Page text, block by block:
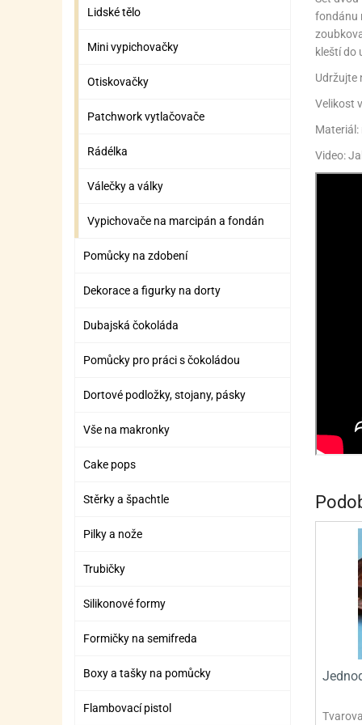
BOXY A TAŠKY NA POMŮCKY
ZÁBAVNÉ HRAČKY, DOPLŇKY
ZÁBAVNÍ PYROTECHNIKA
Lidské tělo
Mini vypichovačky
Otiskovačky
Patchwork vytlačovače
Rádélka
Válečky a války
Vypichovače na marcipán a fondán
Pomůcky na zdobení
Dekorace a figurky na dorty
Dubajská čokoláda
Pomůcky pro práci s čokoládou
Dortové podložky, stojany, pásky
Vše na makronky
Cake pops
Stěrky a špachtle
Pilky a nože
Trubičky
Silikonové formy
Formičky na semifreda
Boxy a tašky na pomůcky
Flambovací pistol
fondánu
kleští do
Udržujte
Velikost
Materiál:
Video: